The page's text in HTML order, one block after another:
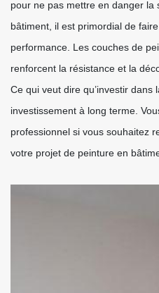
pour ne pas mettre en danger la
bâtiment, il est primordial de
performance. Les couches de
renforcent la résistance et la
Ce qui veut dire qu’investir
investissement à long terme.
professionnel si vous souhaitez
votre projet de peinture en